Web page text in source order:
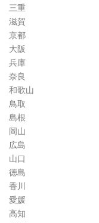
三重
滋賀
京都
大阪
兵庫
奈良
和歌山
鳥取
島根
岡山
広島
山口
徳島
香川
愛媛
高知